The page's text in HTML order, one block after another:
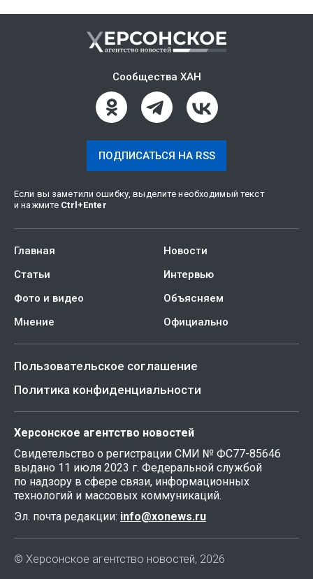
Сообщества ХАН
ПОДПИСАТЬСЯ НА RSS
Если вы заметили ошибку, выделите необходимый текст
и нажмите Ctrl +Enter
Главная
Новости
Статьи
Интервью
Фото и видео
Объясняем
Мнение
Официально
Пользовательское соглашение
Политика конфиденциальности
Херсонское агентство новостей
Свидетельство о регистрации СМИ № ФС77-85646
выдано 11 июля 2023 г. Федеральной службой
по надзору в сфере связи, информационных
технологий и массовых коммуникаций.
Эл. почта редакции: info@xonews.ru
© Херсонское агентство новостей, 2026